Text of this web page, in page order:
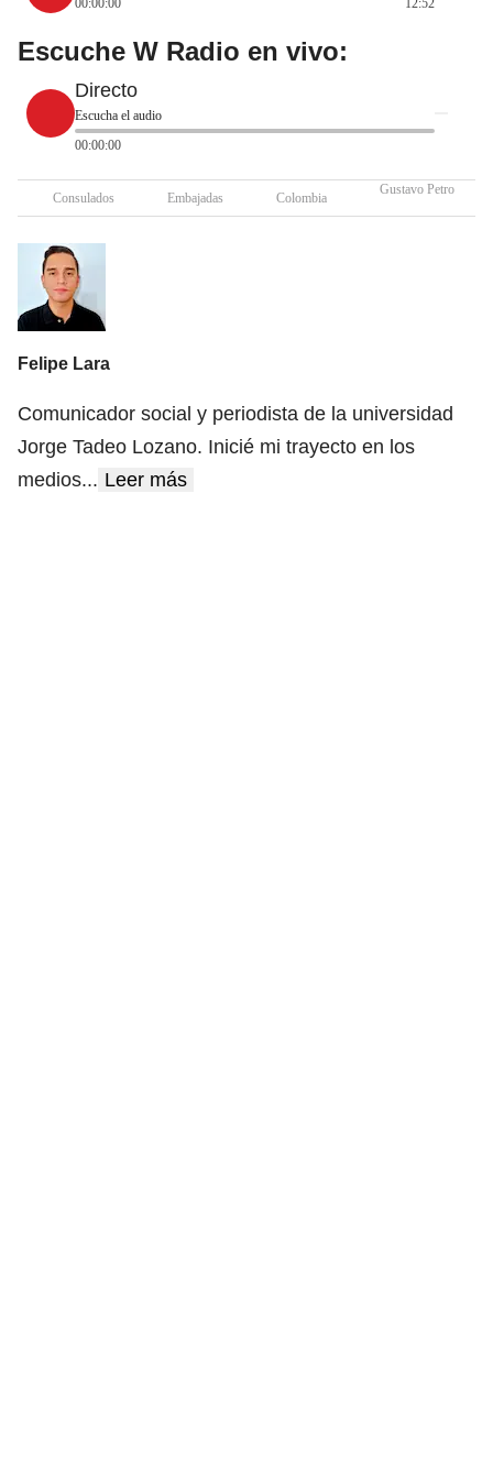
00:00:00 12:52
Escuche W Radio en vivo:
Directo
Escucha el audio
00:00:00
Consulados Embajadas Colombia
Gustavo Petro
Felipe Lara
Comunicador social y periodista de la universidad
Jorge Tadeo Lozano. Inicié mi trayecto en los
medios... Leer más